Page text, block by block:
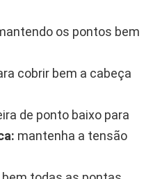
os pontos bem
cobrir bem a cabeça
de ponto baixo para
mantenha a tensão